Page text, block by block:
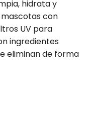
hidrata y
con
UV para
ingredientes
eliminan de forma